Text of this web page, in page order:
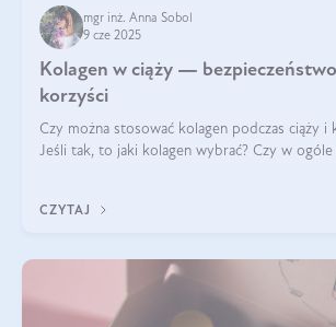
mgr inż. Anna Sobol
9 cze 2025
Kolagen w ciąży —
korzyści
Czy można stosować kolagen podczas ciąży i
Jeśli tak, to jaki kolagen wybrać? Czy w
CZYTAJ